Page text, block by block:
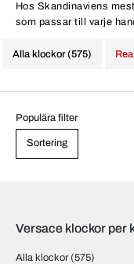
Hos Skandinaviens
som passar till varje
Alla klockor (575)
Populära filter
Sortering
Versace klockor per
Alla klockor (575)